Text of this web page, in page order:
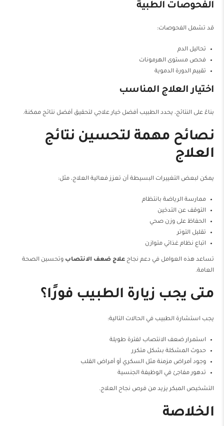
الفحوصات الطبية
قد تشمل الفحوصات:
تحاليل الدم
فحص مستوى الهرمونات
تقييم الدورة الدموية
اختيار العلاج المناسب
بناءً على النتائج، يحدد الطبيب أفضل خيار علاجي لتحقيق أفضل نتائج ممكنة.
نصائح مهمة لتحسين نتائج
العلاج
يمكن لبعض التغييرات البسيطة أن تعزز فعالية العلاج، مثل:
ممارسة الرياضة بانتظام
التوقف عن التدخين
الحفاظ على وزن صحي
تقليل التوتر
اتباع نظام غذائي متوازن
تساعد هذه العوامل في دعم نجاح علاج ضعف الانتصاب وتحسين الصحة
العامة.
متى يجب زيارة الطبيب فورًا؟
يجب استشارة الطبيب في الحالات التالية:
استمرار ضعف الانتصاب لفترة طويلة
حدوث المشكلة بشكل متكرر
وجود أمراض مزمنة مثل السكري أو أمراض القلب
تدهور مفاجئ في الوظيفة الجنسية
التشخيص المبكر يزيد من فرص نجاح العلاج.
الخلاصة